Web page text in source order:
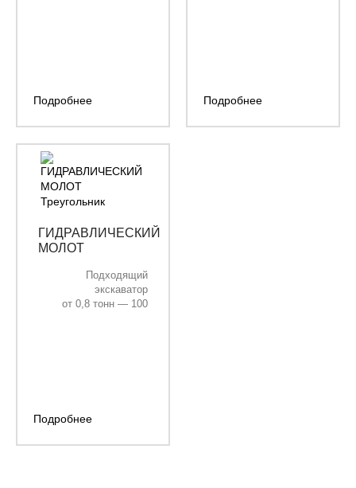
Подробнее Подробнее
ГИДРАВЛИЧЕСКИЙ
МОЛОТ
Подходящий
экскаватор
от 0,8 тонн — 100
Подробнее